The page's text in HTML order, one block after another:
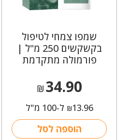
שמפו צמחי לטיפול
בקשקשים 250 מ"ל |
פורמולה מתקדמת
₪34.90
₪13.96 ל-100 מ"ל
הוספה לסל